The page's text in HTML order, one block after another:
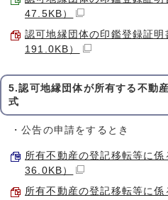
47.5KB）
認可地縁団体の印鑑登録証
191.0KB）
5.認可地縁団体が所有する不動
式
・公告の申請をするとき
所有不動産の登記移転等に
36.0KB）
所有不動産の登記移転等に